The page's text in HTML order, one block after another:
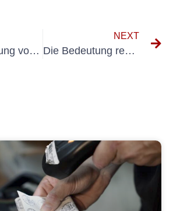
Die Bedeutung von Gefähhrdungsbeurteilung für ortSteile elektrische Anlagen in der Sicherheit am Arbeitsplatz
NEXT
Die Bedeutung regelmäßiger Inspektionen: BGV -Sicherheitsstandards verstehen